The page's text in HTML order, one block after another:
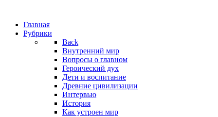
Главная
Рубрики
Back
Внутренний мир
Вопросы о главном
Героический дух
Дети и воспитание
Древние цивилизации
Интервью
История
Как устроен мир